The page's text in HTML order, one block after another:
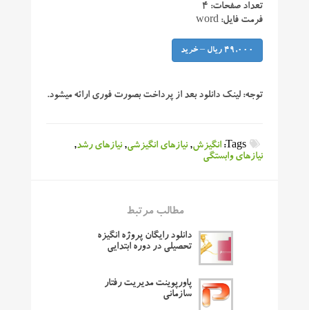
تعداد صفحات: ۴
فرمت فایل: word
49,000 ریال – خرید
توجه: لینک دانلود بعد از پرداخت بصورت فوری ارائه میشود.
Tags: انگیزش,نیازهای انگیزشی,نیازهای رشد,
نیازهای وابستگی
مطالب مرتبط
دانلود رایگان پروژه انگیزه
تحصیلی در دوره ابتدایی
پاورپوینت مدیریت رفتار
سازمانی